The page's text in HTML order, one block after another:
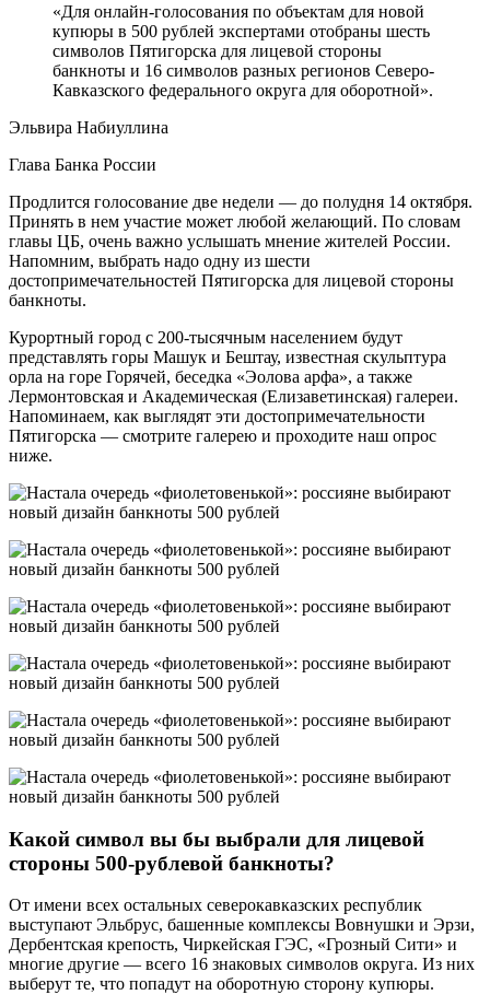
«Для онлайн-голосования по объектам для новой
купюры в 500 рублей экспертами отобраны шесть
символов Пятигорска для лицевой стороны
банкноты и 16 символов разных регионов Северо-
Кавказского федерального округа для оборотной».
Эльвира Набиуллина
Глава Банка России
Продлится голосование две недели — до полудня 14 октября.
Принять в нем участие может любой желающий. По словам
главы ЦБ, очень важно услышать мнение жителей России.
Напомним, выбрать надо одну из шести
достопримечательностей Пятигорска для лицевой стороны
банкноты.
Курортный город с 200-тысячным населением будут
представлять горы Машук и Бештау, известная скульптура
орла на горе Горячей, беседка «Эолова арфа», а также
Лермонтовская и Академическая (Елизаветинская) галереи.
Напоминаем, как выглядят эти достопримечательности
Пятигорска — смотрите галерею и проходите наш опрос
ниже.
Какой символ вы бы выбрали для лицевой
стороны 500-рублевой банкноты?
От имени всех остальных северокавказских республик
выступают Эльбрус, башенные комплексы Вовнушки и Эрзи,
Дербентская крепость, Чиркейская ГЭС, «Грозный Сити» и
многие другие — всего 16 знаковых символов округа. Из них
выберут те, что попадут на оборотную сторону купюры.